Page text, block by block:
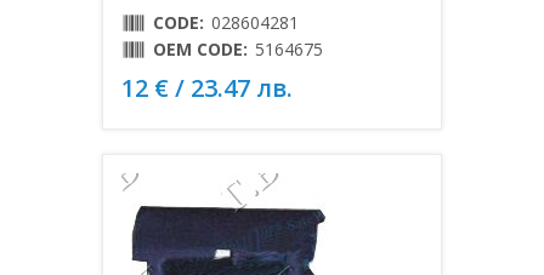
CODE: 028604281
OEM CODE: 5164675
12 € / 23.47 лв.